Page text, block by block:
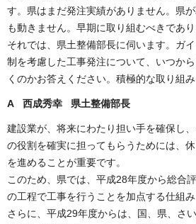
す。県はまだ発注実績がありません。県
も動きません。早期に取り組むべきであり
それでは、県土整備部長に伺います。ガ
制を考慮した工事発注について、いつか
くのかお答えください。積極的な取り組み
A 西成秀幸 県土整備部長
建設業が、将来にわたり担い手を確保し
の役割を確実に担ってもらうためには、
を進めることが重要です。
このため、県では、平成28年度から総合
の工程で工事を行うことを加点する仕組み
さらに、平成29年度からは、国、県、さ